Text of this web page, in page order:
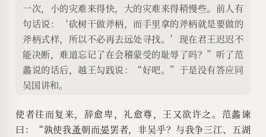
一次，小的灾难来得快，大的灾难来得稍慢些。前人有
句话说：‘砍树干做斧柄，而手里拿的斧柄就是要做的
斧柄式样，所以不必再去远处寻找。’现在君王迟迟不
能决断，难道忘记了在会稽蒙受的耻辱了吗？”听了范
蠡说的话后，越王勾践说：“好吧。”于是没有答应同
吴国讲和。
使者往而复来，辞愈卑，礼愈尊，王又欲许之。范蠡谏
曰：“孰使我蚤朝而晏罢者，非吴乎？与我争三江、五湖